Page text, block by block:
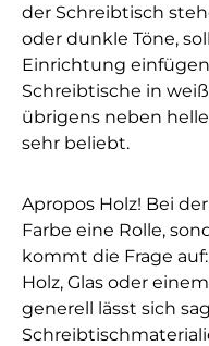
der Schreibtisch
oder dunkle Töne,
Einrichtung
Schreibtische in
übrigens neben
sehr beliebt.
Apropos Holz! Bei
Farbe eine Rolle,
kommt die Frage
Holz, Glas oder
generell lässt sich